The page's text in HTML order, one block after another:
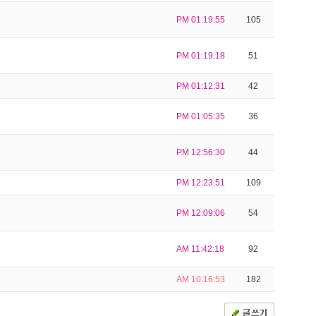
PM 01:19:55 105
PM 01:19:18 51
PM 01:12:31 42
PM 01:05:35 36
PM 12:56:30 44
PM 12:23:51 109
PM 12:09:06 54
AM 11:42:18 92
AM 10:16:53 182